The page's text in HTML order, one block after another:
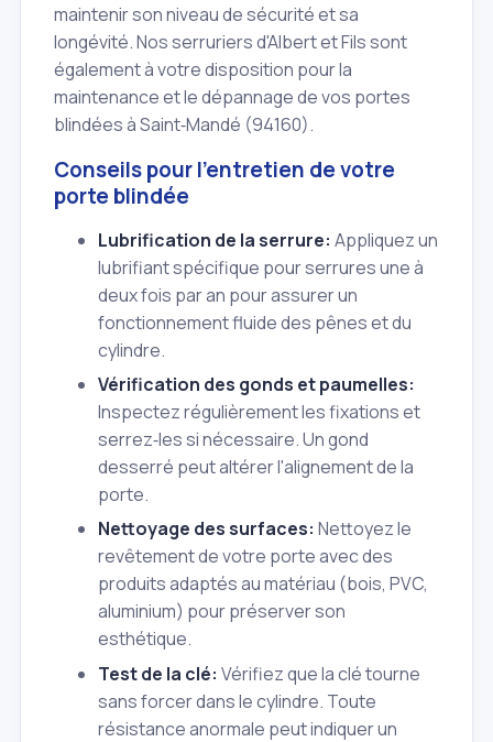
maintenir son niveau de sécurité et sa
longévité. Nos serruriers d'Albert et Fils sont
également à votre disposition pour la
maintenance et le dépannage de vos portes
blindées à Saint‑Mandé (94160).
Conseils pour l'entretien de votre
porte blindée
Lubrification de la serrure: Appliquez un
lubrifiant spécifique pour serrures une à
deux fois par an pour assurer un
fonctionnement fluide des pênes et du
cylindre.
Vérification des gonds et paumelles:
Inspectez régulièrement les fixations et
serrez‑les si nécessaire. Un gond
desserré peut altérer l'alignement de la
porte.
Nettoyage des surfaces: Nettoyez le
revêtement de votre porte avec des
produits adaptés au matériau (bois, PVC,
aluminium) pour préserver son
esthétique.
Test de la clé: Vérifiez que la clé tourne
sans forcer dans le cylindre. Toute
résistance anormale peut indiquer un